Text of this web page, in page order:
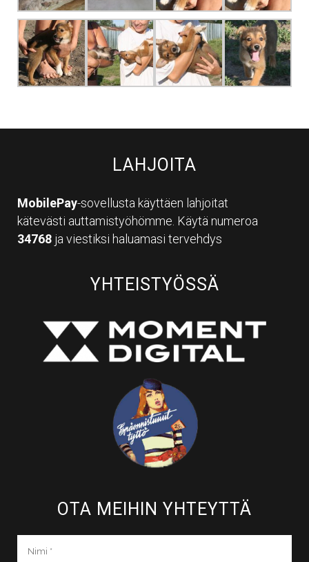
LAHJOITA
MobilePay-sovellusta käyttäen lahjoitat
kätevästi auttamistyöhömme. Käytä numeroa
34768 ja viestiksi haluamasi tervehdys
YHTEISTYÖSSÄ
OTA MEIHIN YHTEYTTÄ​